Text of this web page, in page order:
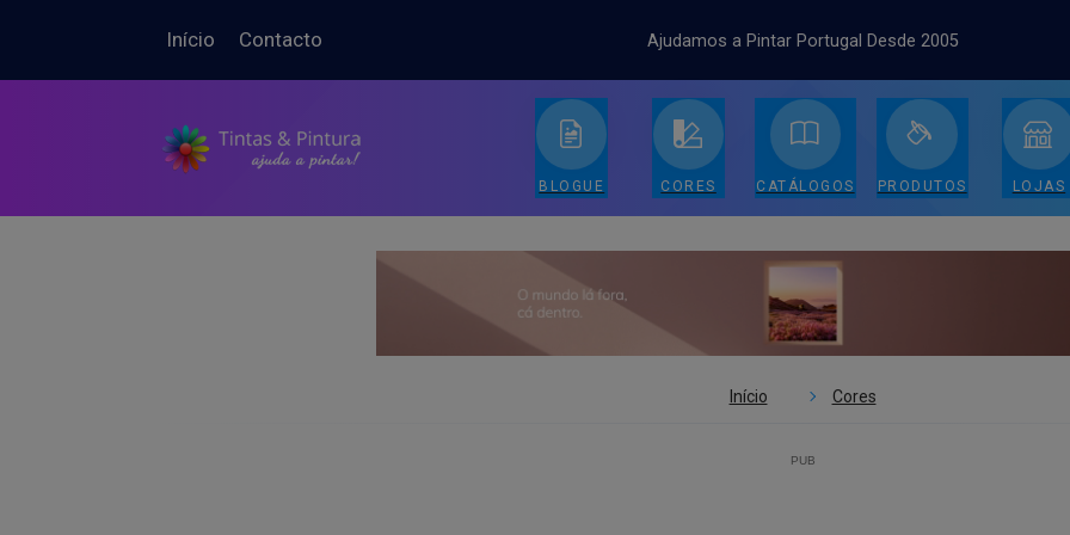
Início Contacto Ajudamos a Pintar Portugal Desde 2005
BLOGUE CORES CATÁLOGOS PRODUTOS LOJAS
Início Cores